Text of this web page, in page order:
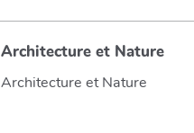
Architecture et Nature
Architecture et Nature